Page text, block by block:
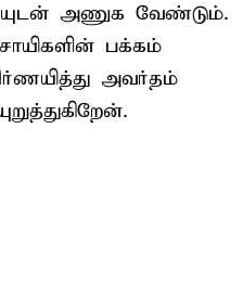
அணுக வேண்டும்.
பக்கம்
அவர்தம்